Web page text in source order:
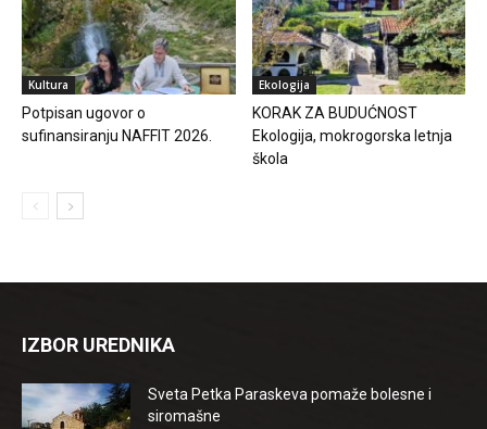
Kultura
Potpisan ugovor o
sufinansiranju NAFFIT 2026.
Ekologija
KORAK ZA BUDUĆNOST
Ekologija, mokrogorska letnja
škola
IZBOR UREDNIKA
Sveta Petka Paraskeva pomaže bolesne i
siromašne